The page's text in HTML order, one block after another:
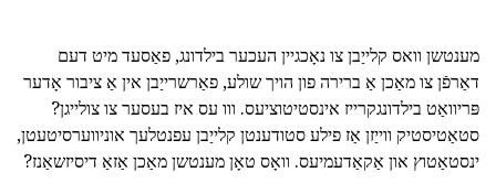
מענטשן וואס קלייַבן צו נאָכגיין העכער בילדונג, פאַסעד מיט דעם
דאַרפֿן צו מאַכן אַ ברירה פון הויך שולע, פאַרשרייַבן אין אַ ציבור אָדער
פּריוואַט בילדונגקרייז אינסטיטוציעס. ווו עס איז בעסער צו צולייגן?
סטאַטיסטיק ווייַזן אַז פילע סטודענטן קלייַבן עפנטלעך אוניווערסיטעטן,
ינסטאַטוץ און אַקאַדעמיעס. וואָס טאָן מענטשן מאַכן אַזאַ דיסיזשאַנז?